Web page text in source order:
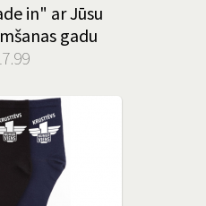
in" ar Jūsu
gadu